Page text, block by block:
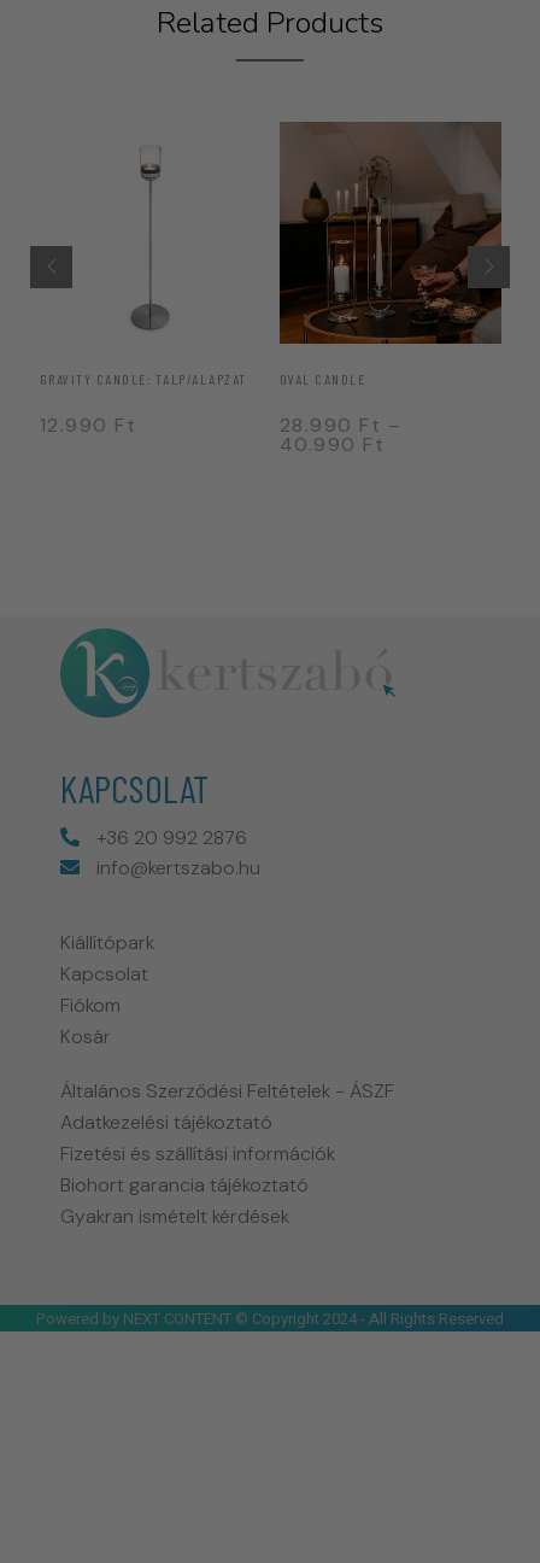
Related Products
GRAVITY CANDLE: TALP/ALAPZAT
12.990 Ft
OVAL CANDLE
28.990 Ft –
40.990 Ft
KAPCSOLAT
+36 20 992 2876
info@kertszabo.hu
Kiállítópark
Kapcsolat
Fiókom
Kosár
Általános Szerződési Feltételek - ÁSZF
Adatkezelési tájékoztató
Fizetési és szállítási információk
Biohort garancia tájékoztató
Gyakran ismételt kérdések
Powered by NEXT CONTENT © Copyright 2024 - All Rights Reserved